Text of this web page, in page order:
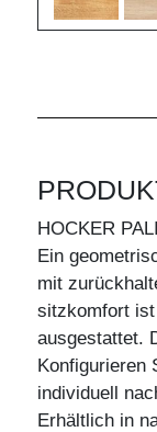
HOCKER
Ein
mit
sitzkomfort
ausgestattet.
Konfigurieren
individuell
Erhältlich in